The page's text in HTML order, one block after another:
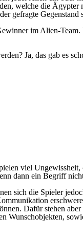
welche die Ägypter
gefragte Gegenstand
im Alien-
Ja, das gab es
viel
dann ein Begriff
sich die Spieler
Dafür stehen
Wunschobjekten,